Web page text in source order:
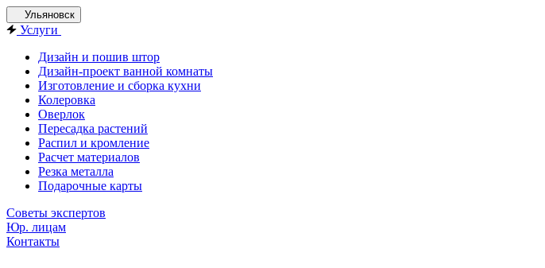
Ульяновск
Услуги
Дизайн и пошив штор
Дизайн-проект ванной комнаты
Изготовление и сборка кухни
Колеровка
Оверлок
Пересадка растений
Распил и кромление
Расчет материалов
Резка металла
Подарочные карты
Советы экспертов
Юр. лицам
Контакты